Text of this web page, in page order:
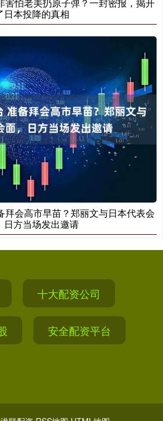
日本投降的真相
拜会高市早苗？郑丽文与日本代表会
日方当场发出邀请
十大配资公司
安全配资平台